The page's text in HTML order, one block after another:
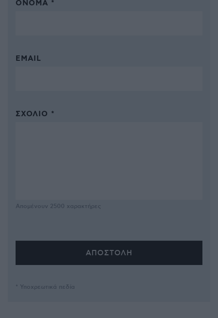
ΌΝΟΜΑ *
EMAIL
ΣΧΌΛΙΟ *
Απομένουν 2500 χαρακτήρες
* Υποχρεωτικά πεδία